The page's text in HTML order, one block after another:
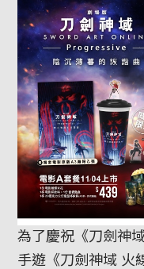
為了慶祝《刀劍神
手遊《刀劍神域 火